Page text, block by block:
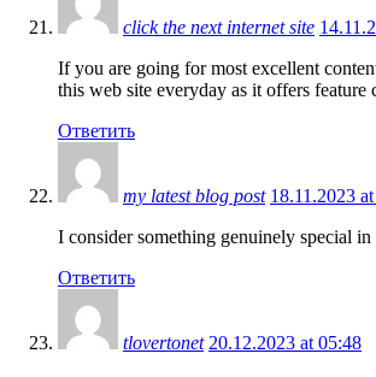
click the next internet site
If you are going for most excellent
this web site everyday as it offers feature
Ответить
my latest blog post 18.11.2023
I consider something genuinely special in
Ответить
tlovertonet 20.12.2023 at 05:48